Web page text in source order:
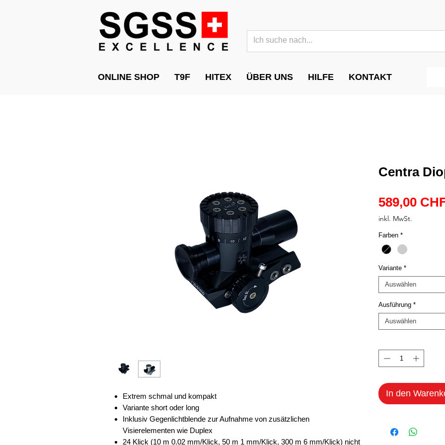
ONLINE SHOP T9F HITEX ÜBER UNS HILFE KONTAKT
Extrem schmal und kompakt
Variante short oder long
Inklusiv Gegenlichtblende zur Aufnahme von zusätzlichen
Visierelementen wie Duplex
24 Klick (10 m 0.02 mm/Klick, 50 m 1 mm/Klick, 300 m 6 mm/Klick) nicht
Centra
589,00
inkl. MwSt.
Farben *
Variante *
Auswählen
Ausführung *
Auswählen
In den